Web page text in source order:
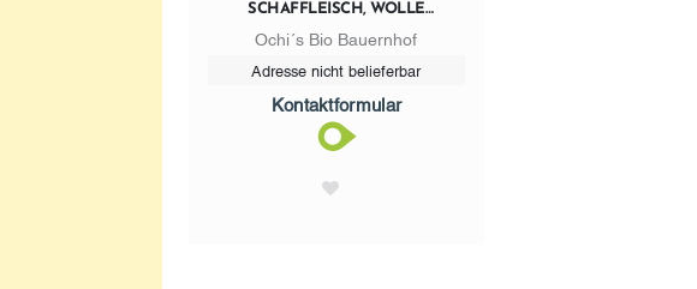
SCHAFFLEISCH, WOLLE
0664/3882083
Ochi´s Bio Bauernhof
Adresse nicht belieferbar
Kontaktformular